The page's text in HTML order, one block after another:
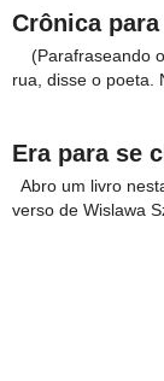
Crônica
(Parafraseando o
rua, disse o poeta.
Era para se
Abro um livro
verso de Wislawa